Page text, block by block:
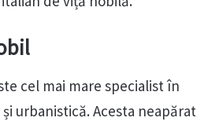
cel mai mare specialist în
urbanistică. Acesta neapărat